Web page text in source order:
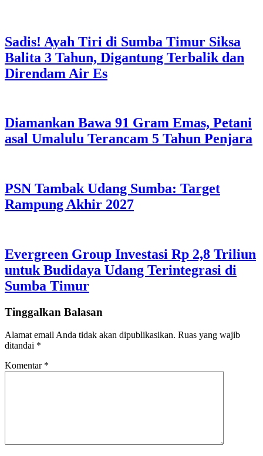
Sadis! Ayah Tiri di Sumba Timur Siksa
Balita 3 Tahun, Digantung Terbalik dan
Direndam Air Es
Diamankan Bawa 91 Gram Emas, Petani
asal Umalulu Terancam 5 Tahun Penjara
PSN Tambak Udang Sumba: Target
Rampung Akhir 2027
Evergreen Group Investasi Rp 2,8 Triliun
untuk Budidaya Udang Terintegrasi di
Sumba Timur
Tinggalkan Balasan
Alamat email Anda tidak akan dipublikasikan. Ruas yang wajib
ditandai *
Komentar *